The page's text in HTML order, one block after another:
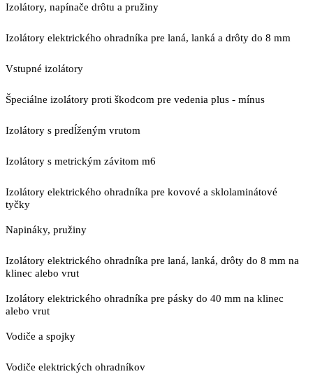
Izolátory, napínače drôtu a pružiny
Izolátory elektrického ohradníka pre laná, lanká a drôty do 8 mm
Vstupné izolátory
Špeciálne izolátory proti škodcom pre vedenia plus - mínus
Izolátory s predĺženým vrutom
Izolátory s metrickým závitom m6
Izolátory elektrického ohradníka pre kovové a sklolaminátové
tyčky
Napináky, pružiny
Izolátory elektrického ohradníka pre laná, lanká, drôty do 8 mm na
klinec alebo vrut
Izolátory elektrického ohradníka pre pásky do 40 mm na klinec
alebo vrut
Vodiče a spojky
Vodiče elektrických ohradníkov